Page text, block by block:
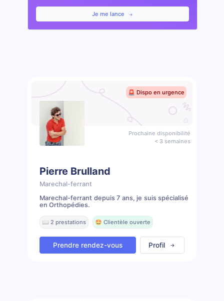
Je me lance
🚨 Dispo en urgence
Prochaine disponibilité
< 3 semaines
Pierre Brulland
Marechal-ferrant
Marechal-ferrant depuis 7 ans, je suis spécialisé
en Orthopédies.
📖 2 prestations 🤩 Clientèle ouverte
Prendre rendez-vous Profil